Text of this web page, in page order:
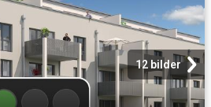
12 bilder